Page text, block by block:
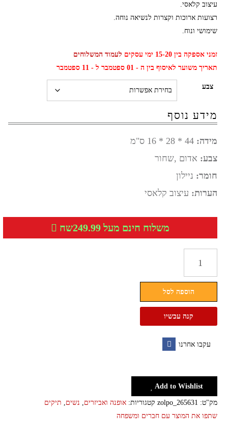
עיצוב קלאסי.
רצועות ארוכות וקצרות לנשיאה נוחה.
שימושי ונוח.
זמני אספקה בין 15-20 ימי עסקים
לעמוד המשלוחים
תאריך משוער לאיסוף בין ה - 01 ספטמבר ל - 11 ספטמבר
צבע
מידע נוסף
מידה: 44 * 28 * 16 ס"מ
צבע: אדום ,שחור
חומר: ניילון
הערות: עיצוב קלאסי
משלוח חינם מעל 249.99שח
תיק
גדול
טראק
הוספה לסל
קנה עכשיו
עקבו אחרנו
Add to Wishlist
מק"ט: zolpo_265631 קטגוריות: אופנה ואביזרים נשים
תיקים
שתפו את המוצר עם חברים ומשפחה